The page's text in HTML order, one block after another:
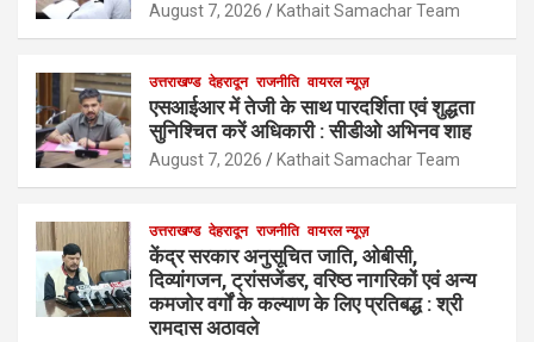
August 7, 2026 Kathait Samachar Team
उत्तराखण्ड देहरादून राजनीति वायरल न्यूज़
एसआईआर में तेजी के साथ पारदर्शिता एवं शुद्धता
सुनिश्चित करें अधिकारी : सीडीओ अभिनव शाह
August 7, 2026 Kathait Samachar Team
उत्तराखण्ड देहरादून राजनीति वायरल न्यूज़
केंद्र सरकार अनुसूचित जाति, ओबीसी,
दिव्यांगजन, ट्रांसजेंडर, वरिष्ठ नागरिकों एवं अन्य
कमजोर वर्गों के कल्याण के लिए प्रतिबद्ध : श्री
रामदास अठावले